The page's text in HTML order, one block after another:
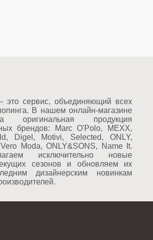
это сервис, объединяющий всех
В нашем онлайн-магазине
оригинальная продукция
брендов: Marc O'Polo, MEXX,
Digel, Motivi, Selected, ONLY,
Moda, ONLY&SONS, Name It.
исключительно новые
сезонов и обновляем их
дизайнерским новинкам